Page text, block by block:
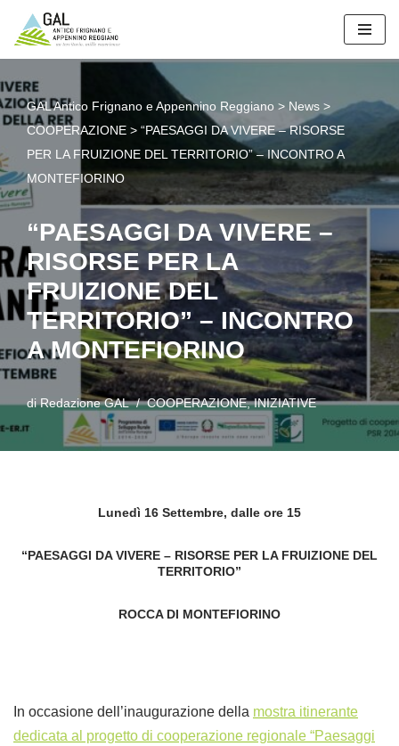
Vai
contenuto
GAL Antico Frignano e Appennino Reggiano > News >
COOPERAZIONE > “PAESAGGI DA VIVERE – RISORSE
PER LA FRUIZIONE DEL TERRITORIO” – INCONTRO A
MONTEFIORINO
“PAESAGGI DA VIVERE –
RISORSE PER LA
FRUIZIONE DEL
TERRITORIO” – INCONTRO
A MONTEFIORINO
diRedazione GAL COOPERAZIONE,INIZIATIVE
Lunedì 16 Settembre, dalle ore 15
“PAESAGGI DA VIVERE – RISORSE PER LA FRUIZIONE DEL
TERRITORIO”
ROCCA DI MONTEFIORINO
In occasione dell’inaugurazione della mostra itinerante
dedicata al progetto di cooperazione regionale “Paesaggi